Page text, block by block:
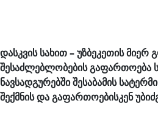
დასკვის სახით –უზბეკეთის
შესაძლებლობების გაფართოება
ნავსადგურებში შესაბამის
შექმნის და გაფართოებისკენ